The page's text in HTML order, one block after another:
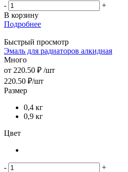
-
+
В корзину
Подробнее
Быстрый просмотр
Эмаль для радиаторов алкидная
Много
от 220.50 ₽ /шт
220.50 ₽/шт
Размер
0,4 кг
0,9 кг
Цвет
-
+